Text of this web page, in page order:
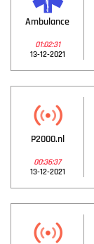
Ambulance
01:02:31
13-12-2021
P2000.nl
00:36:37
13-12-2021